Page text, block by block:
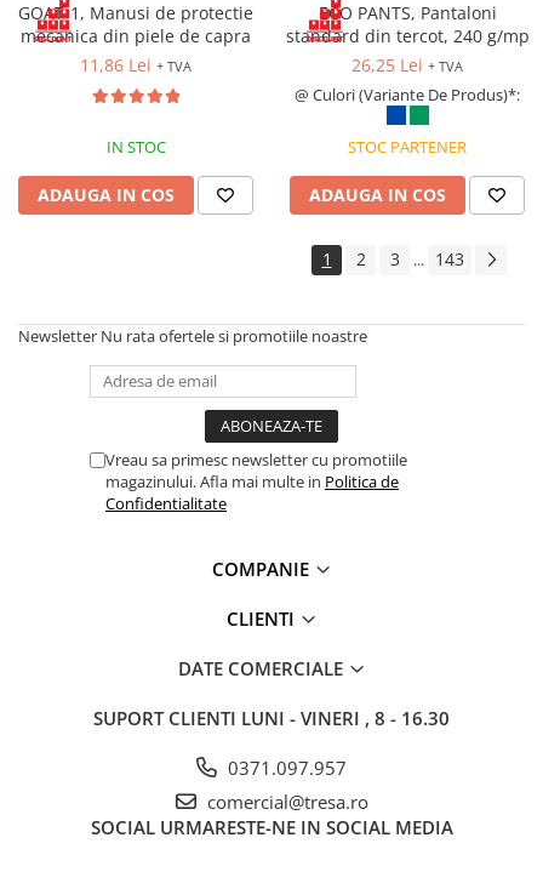
GOAT-1, Manusi de protectie
mecanica din piele de capra
11,86 Lei + TVA
IN STOC
ADAUGA IN COS
ECO PANTS, Pantaloni
standard din tercot, 240 g/mp
26,25 Lei + TVA
@ Culori (Variante De Produs)*:
STOC PARTENER
ADAUGA IN COS
1 2 3 ... 143
Newsletter Nu rata ofertele si promotiile noastre
Vreau sa primesc newsletter cu promotiile
magazinului. Afla mai multe in Politica de
Confidentialitate
COMPANIE
CLIENTI
DATE COMERCIALE
SUPORT CLIENTI LUNI - VINERI , 8 - 16.30
0371.097.957
comercial@tresa.ro
SOCIAL URMARESTE-NE IN SOCIAL MEDIA